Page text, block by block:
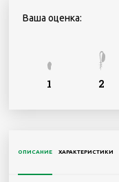
Ваша оценка:
2
1
ОПИСАНИЕ ХАРАКТЕРИСТИКИ